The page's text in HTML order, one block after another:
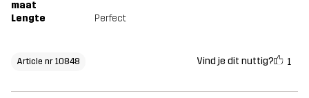
maat
Lengte Perfect
Article nr 10848 Vind je dit nuttig? 1